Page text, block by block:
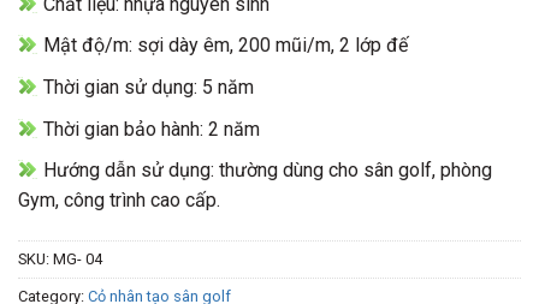
Mật độ/m: sợi dày êm, 200 mũi/m, 2 lớp đế
Thời gian sử dụng: 5 năm
Thời gian bảo hành: 2 năm
Hướng dẫn sử dụng: thường dùng cho sân golf, phòng
Gym, công trình cao cấp.
SKU: MG- 04
Category: Cỏ nhân tạo sân golf